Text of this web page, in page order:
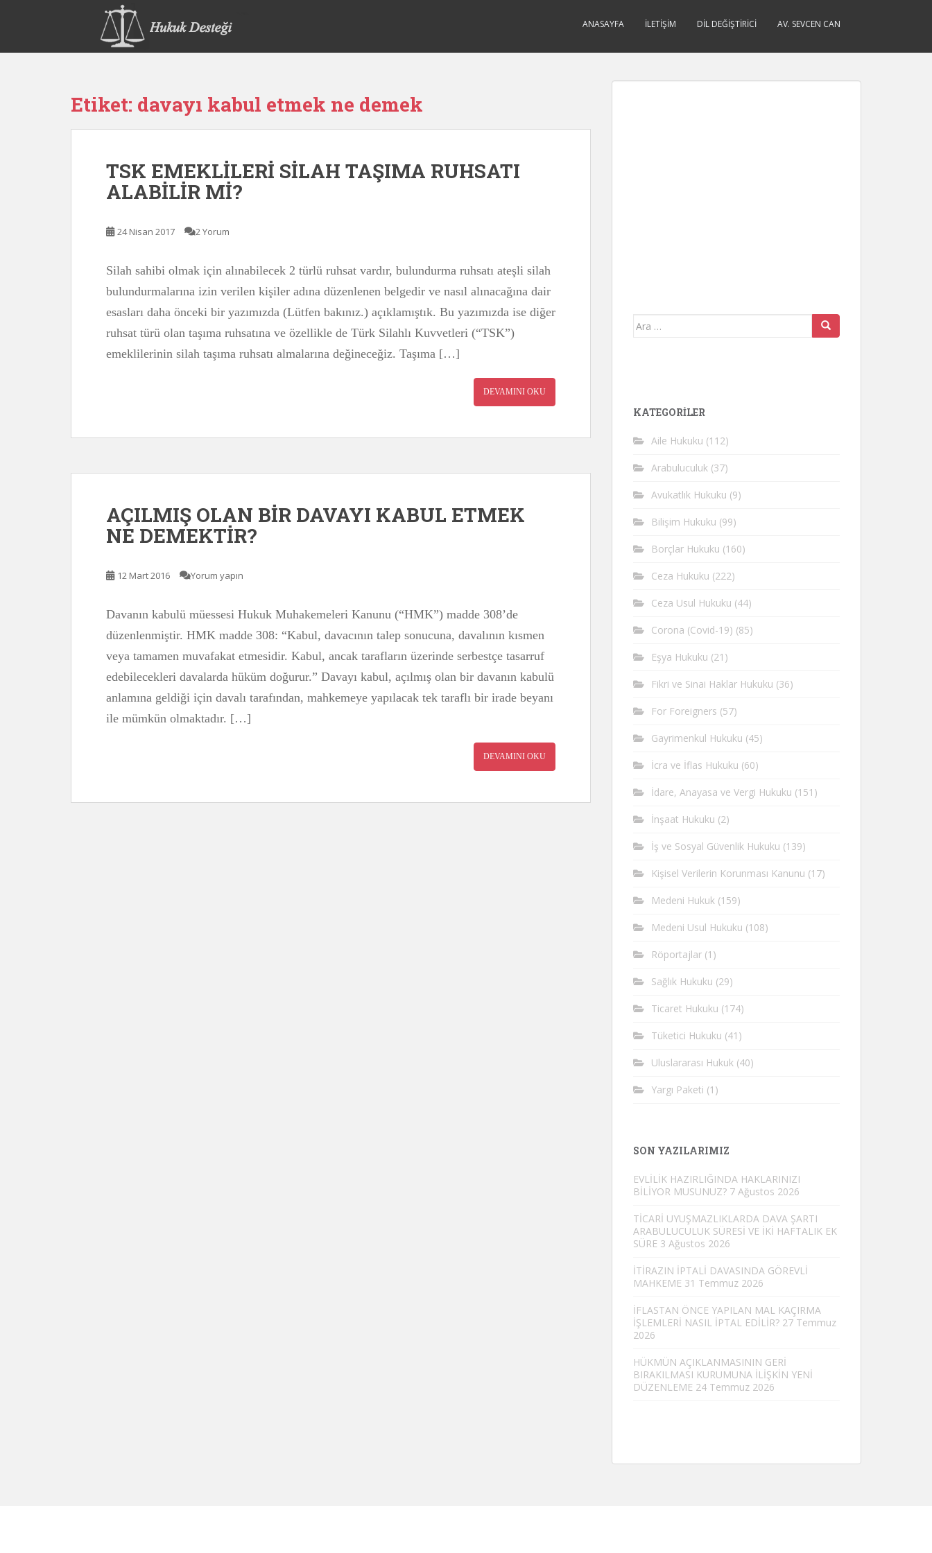
p
ANASAYFA İLETIŞIM DIL DEĞIŞTIRICI AV. SEVCEN CAN
Etiket: davayı kabul etmek ne demek
TSK EMEKLİLERİ SİLAH TAŞIMA RUHSATI
ALABİLİR Mİ?
24 Nisan 2017 2 Yorum
Silah sahibi olmak için alınabilecek 2 türlü ruhsat vardır, bulundurma ruhsatı ateşli silah
bulundurmalarına izin verilen kişiler adına düzenlenen belgedir ve nasıl alınacağına dair
esasları daha önceki bir yazımızda (Lütfen bakınız.) açıklamıştık. Bu yazımızda ise diğer
ruhsat türü olan taşıma ruhsatına ve özellikle de Türk Silahlı Kuvvetleri (“TSK”)
emeklilerinin silah taşıma ruhsatı almalarına değineceğiz. Taşıma […]
DEVAMINI OKU
AÇILMIŞ OLAN BİR DAVAYI KABUL ETMEK
NE DEMEKTİR?
12 Mart 2016 Yorum yapın
Davanın kabulü müessesi Hukuk Muhakemeleri Kanunu (“HMK”) madde 308’de
düzenlenmiştir. HMK madde 308: “Kabul, davacının talep sonucuna, davalının kısmen
veya tamamen muvafakat etmesidir. Kabul, ancak tarafların üzerinde serbestçe tasarruf
edebilecekleri davalarda hüküm doğurur.” Davayı kabul, açılmış olan bir davanın kabulü
anlamına geldiği için davalı tarafından, mahkemeye yapılacak tek taraflı bir irade beyanı
ile mümkün olmaktadır. […]
DEVAMINI OKU
Arama
KATEGORİLER
Aile Hukuku (112)
Arabuluculuk (37)
Avukatlık Hukuku (9)
Bilişim Hukuku (99)
Borçlar Hukuku (160)
Ceza Hukuku (222)
Ceza Usul Hukuku (44)
Corona (Covid-19) (85)
Eşya Hukuku (21)
Fikri ve Sinai Haklar Hukuku (36)
For Foreigners (57)
Gayrimenkul Hukuku (45)
İcra ve İflas Hukuku (60)
İdare, Anayasa ve Vergi Hukuku (151)
İnşaat Hukuku (2)
İş ve Sosyal Güvenlik Hukuku (139)
Kişisel Verilerin Korunması Kanunu (17)
Medeni Hukuk (159)
Medeni Usul Hukuku (108)
Röportajlar (1)
Sağlık Hukuku (29)
Ticaret Hukuku (174)
Tüketici Hukuku (41)
Uluslararası Hukuk (40)
Yargı Paketi (1)
SON YAZILARIMIZ
EVLİLİK HAZIRLIĞINDA HAKLARINIZI
BİLİYOR MUSUNUZ? 7 Ağustos 2026
TİCARİ UYUŞMAZLIKLARDA DAVA ŞARTI
ARABULUCULUK SÜRESİ VE İKİ HAFTALIK EK
SÜRE 3 Ağustos 2026
İTİRAZIN İPTALİ DAVASINDA GÖREVLİ
MAHKEME 31 Temmuz 2026
İFLASTAN ÖNCE YAPILAN MAL KAÇIRMA
İŞLEMLERİ NASIL İPTAL EDİLİR? 27 Temmuz
2026
HÜKMÜN AÇIKLANMASININ GERİ
BIRAKILMASI KURUMUNA İLİŞKİN YENİ
DÜZENLEME 24 Temmuz 2026